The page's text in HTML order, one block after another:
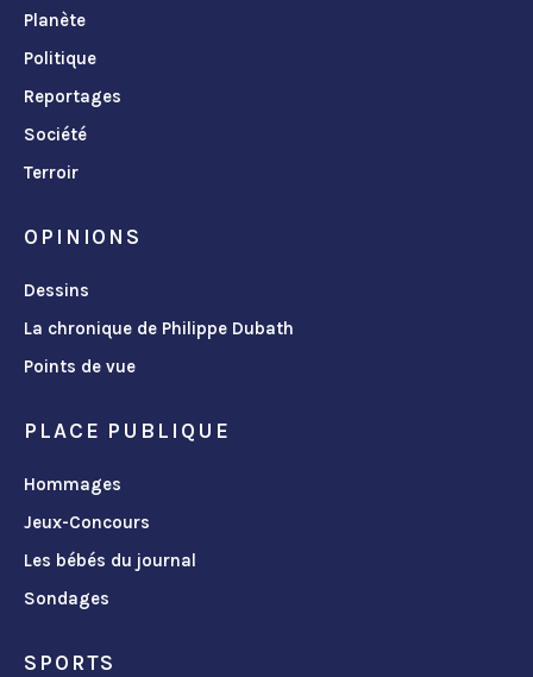
Planète
Politique
Reportages
Société
Terroir
OPINIONS
Dessins
La chronique de Philippe Dubath
Points de vue
PLACE PUBLIQUE
Hommages
Jeux-Concours
Les bébés du journal
Sondages
SPORTS